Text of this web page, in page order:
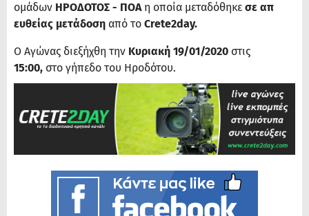
ομάδων ΗΡΟΔΟΤΟΣ - ΠΟΑ η οποία μεταδόθηκε σε απ
ευθείας μετάδοση από το Crete2day.
Ο Αγώνας διεξήχθη την Κυριακή 19/01/2020 στις
15:00, στο γήπεδο του Ηροδότου.